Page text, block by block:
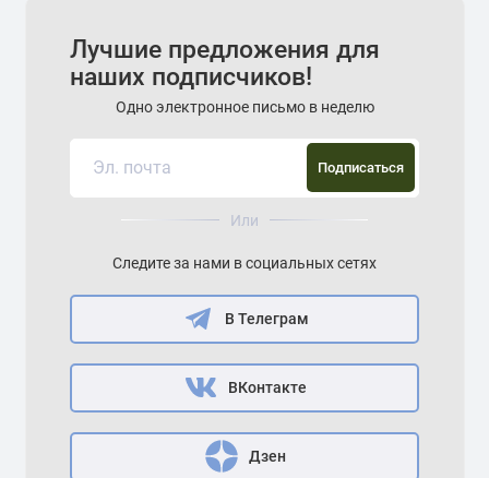
Лучшие предложения для
наших подписчиков!
Одно электронное письмо в неделю
Подписаться
Или
Следите за нами в социальных сетях
В Телеграм
ВКонтакте
Дзен